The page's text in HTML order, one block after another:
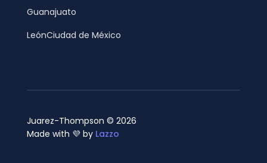
Guanajuato
LeónCiudad de México
Juarez-Thompson © 2026
Made with 💜 by Lazzo